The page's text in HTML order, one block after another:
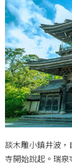
談木雕小鎮井波
寺開始說起。瑞